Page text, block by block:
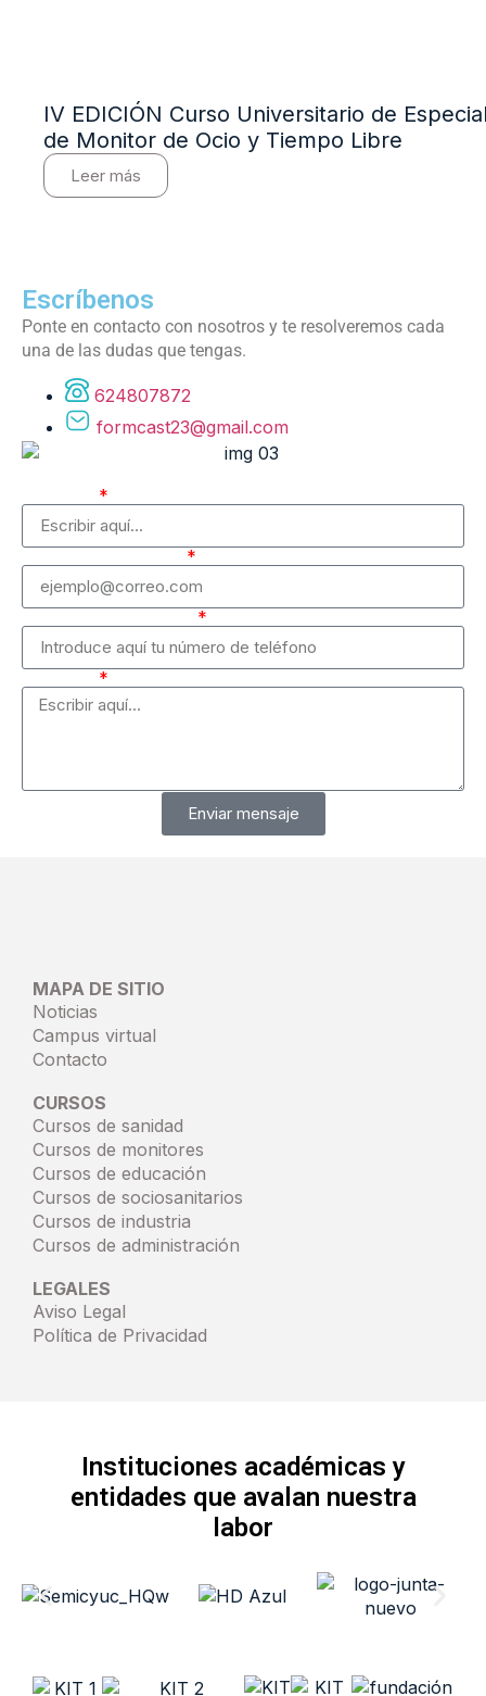
IV EDICIÓN Curso Universitario de
de Monitor de Ocio y Tiempo Libre
Leer más
Escríbenos
Ponte en contacto con nosotros y te resolveremos cada
una de las dudas que tengas.
624807872
formcast23@gmail.com
Enviar mensaje
MAPA DE SITIO
Noticias
Campus virtual
Contacto
CURSOS
Cursos de sanidad
Cursos de monitores
Cursos de educación
Cursos de sociosanitarios
Cursos de industria
Cursos de administración
LEGALES
Aviso Legal
Política de Privacidad
Instituciones académicas y
entidades que avalan nuestra
labor